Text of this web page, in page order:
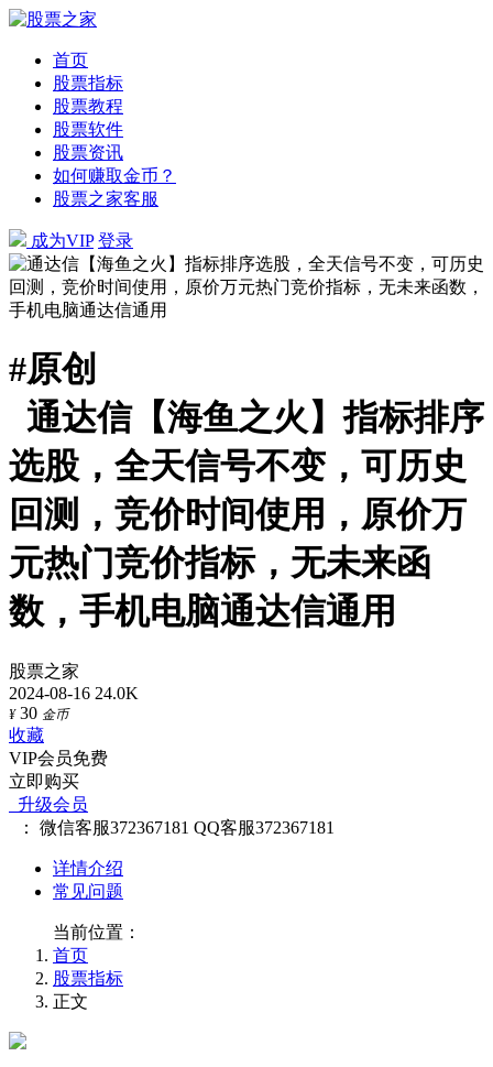
首页
股票指标
股票教程
股票软件
股票资讯
如何赚取金币？
股票之家客服
成为VIP 登录
#原创
通达信【海鱼之火】指标排序
选股，全天信号不变，可历史
回测，竞价时间使用，原价万
元热门竞价指标，无未来函
数，手机电脑通达信通用
股票之家
2024-08-16 24.0K
¥ 30 金币
收藏
VIP会员免费
立即购买
升级会员
： 微信客服372367181 QQ客服372367181
详情介绍
常见问题
当前位置：
首页
股票指标
正文